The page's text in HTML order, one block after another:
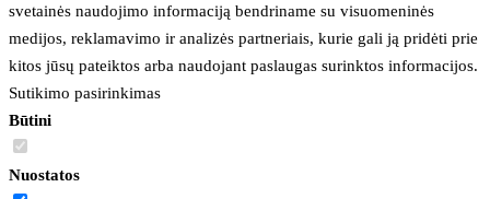
svetainės naudojimo informaciją bendriname su visuomeninės
medijos, reklamavimo ir analizės partneriais, kurie gali ją pridėti prie
kitos jūsų pateiktos arba naudojant paslaugas surinktos informacijos.
Sutikimo pasirinkimas
Būtini
Nuostatos